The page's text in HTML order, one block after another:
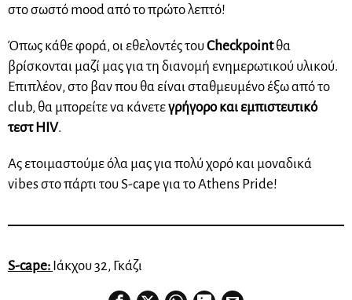
στο σωστό mood από το πρώτο λεπτό!
Όπως κάθε φορά, οι εθελοντές τουCheckpointθα
βρίσκονται μαζί μας για τη διανομή ενημερωτικού υλικού.
Επιπλέον, στο βαν που θα είναι σταθμευμένο έξω από το
club, θα μπορείτε να κάνετεγρήγορο και εμπιστευτικό
τεστ HIV.
Ας ετοιμαστούμε όλα μας για πολύ χορό και μοναδικά
vibes στο πάρτι του S-cape για το Athens Pride!
S-cape: Ιάκχου 32, Γκάζι